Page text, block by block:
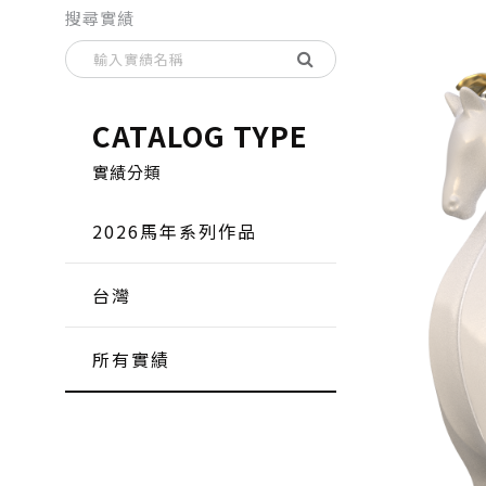
搜尋實績
CATALOG TYPE
實績分類
2026馬年系列作品
台灣
所有實績